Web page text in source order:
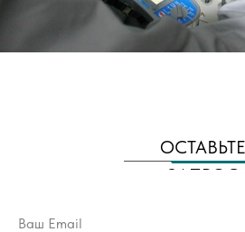
ОСТАВЬТЕ
ЗАПРОС